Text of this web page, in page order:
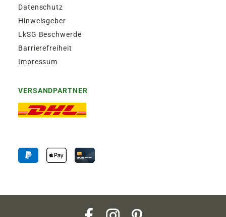
Datenschutz
Hinweisgeber
LkSG Beschwerde
Barrierefreiheit
Impressum
VERSANDPARTNER